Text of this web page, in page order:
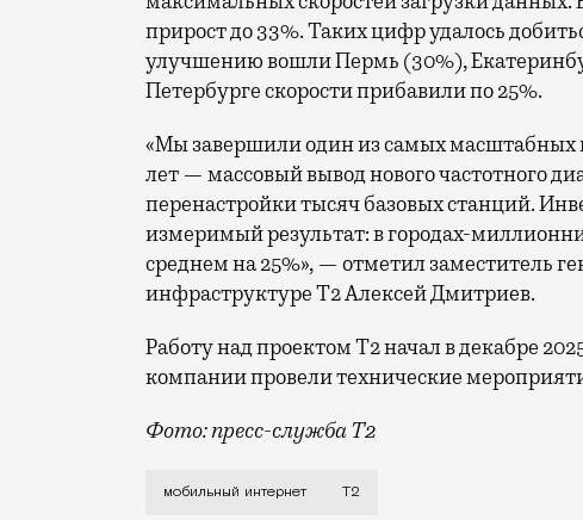
прирост до 33%. Таких цифр удалось
улучшению вошли Пермь (30%),
Петербурге скорости прибавили по 25%.
«Мы завершили один из самых масштабных
лет — массовый вывод нового частотного
перенастройки тысяч базовых станций.
измеримый результат: в городах-
среднем на 25%», — отметил заместитель
инфраструктуре Т2 Алексей Дмитриев.
Работу над проектом Т2 начал в декабре
компании провели технические
Фото: пресс-служба Т2
Мобильный оператор Т2 завершил работы
мобильный интернет Т2